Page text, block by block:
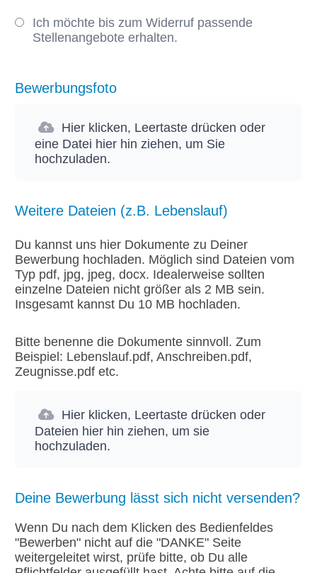
Ich möchte bis zum Widerruf passende
Stellenangebote erhalten.
Bewerbungsfoto
Hier klicken, Leertaste drücken oder
eine Datei hier hin ziehen, um Sie
hochzuladen.
Weitere Dateien (z.B. Lebenslauf)
Du kannst uns hier Dokumente zu Deiner
Bewerbung hochladen. Möglich sind Dateien vom
Typ pdf, jpg, jpeg, docx. Idealerweise sollten
einzelne Dateien nicht größer als 2 MB sein.
Insgesamt kannst Du 10 MB hochladen.
Bitte benenne die Dokumente sinnvoll. Zum
Beispiel: Lebenslauf.pdf, Anschreiben.pdf,
Zeugnisse.pdf etc.
Hier klicken, Leertaste drücken oder
Dateien hier hin ziehen, um sie
hochzuladen.
Deine Bewerbung lässt sich nicht versenden?
Wenn Du nach dem Klicken des Bedienfeldes
"Bewerben" nicht auf die "DANKE" Seite
weitergeleitet wirst, prüfe bitte, ob Du alle